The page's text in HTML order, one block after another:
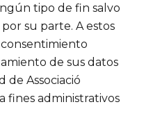
tipo de fin salvo
su parte. A estos
de sus datos
de Associació
fines administrativos